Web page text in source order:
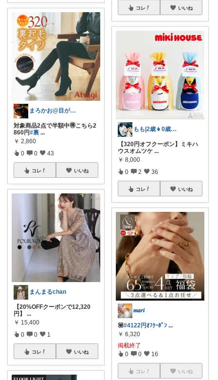
まろかお@目が回る〰️毎日
対象商品2点で半額中🉐こちら2
860円#裏 ...
￥ 2,860
0 0 43
コレ いいね
まんまるchan
【20%OFFクーポンで12,320
円】 ...
￥ 15,400
0 0 1
コレ いいね
コレ いいね
もも|2歳👧0歳双子👶👶三姉妹ママ
【320円オフクーポン】ミキハ
ウスオムツケ ...
￥ 8,000
0 2 36
コレ いいね
𝒎𝒂𝒓𝒊
💟#4122円ｵﾌｸｰﾎﾟﾝ ...
￥ 6,320
掲載終了
0 0 16
コレ いいね